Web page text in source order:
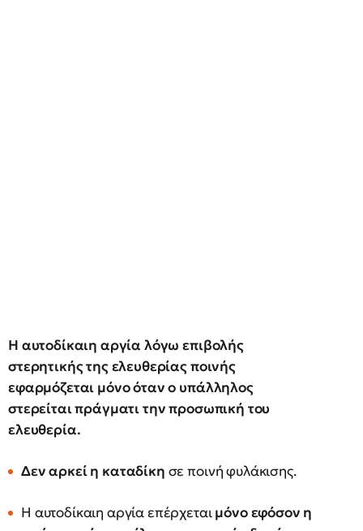
Η αυτοδίκαιη αργία λόγω επιβολής
στερητικής της ελευθερίας ποινής
εφαρμόζεται μόνο όταν ο υπάλληλος
στερείται πράγματι την προσωπική του
ελευθερία.
Δεν αρκεί η καταδίκη σε ποινή φυλάκισης.
Η αυτοδίκαιη αργία επέρχεταιμόνο εφόσον η